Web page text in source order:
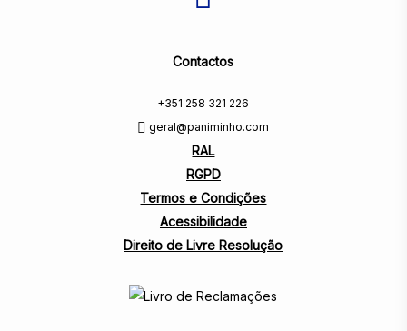
Contactos
+351 258 321 226
geral@paniminho.com
RAL
RGPD
Termos e Condições
Acessibilidade
Direito de Livre Resolução